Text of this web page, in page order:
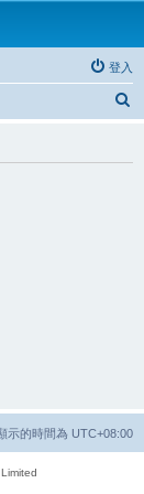
登入
示的時間為 UTC+08:00